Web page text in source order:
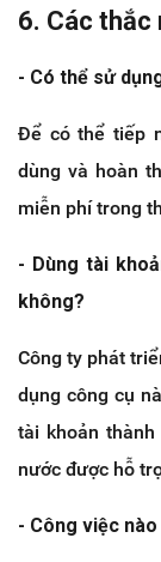
6. Các thắc
- Có thể sử
Để có thể tiếp
dùng và hoàn
miễn phí trong
- Dùng tài
không?
Công ty phát
dụng công cụ
tài khoản
nước được hỗ
- Công việc